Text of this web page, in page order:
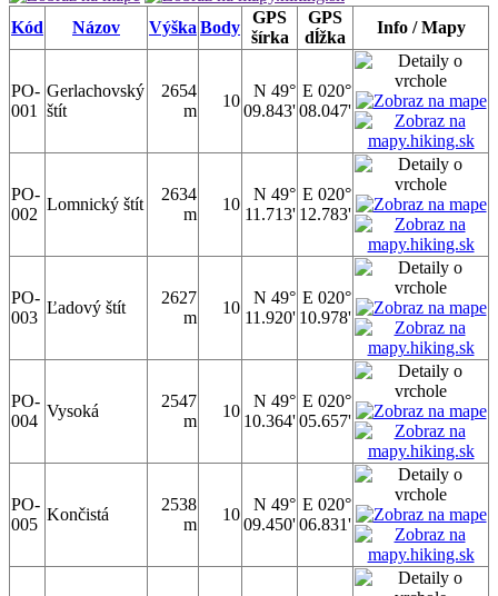
Kód Názov Výška Body
GPS
šírka
GPS
dĺžka
Info / Mapy
PO-
001
Gerlachovský
štít
2654
m
10
N 49°
09.843'
E 020°
08.047'
PO-
002
Lomnický štít
2634
m
10
N 49°
11.713'
E 020°
12.783'
PO-
003
Ľadový štít
2627
m
10
N 49°
11.920'
E 020°
10.978'
PO-
004
Vysoká
2547
m
10
N 49°
10.364'
E 020°
05.657'
PO-
005
Končistá
2538
m
10
N 49°
09.450'
E 020°
06.831'